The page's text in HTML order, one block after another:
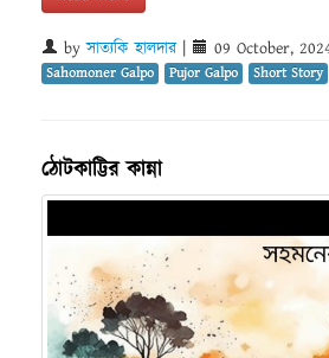
byসাত্যকি হালদার| 09 October,
Sahomoner Galpo Pujor Galpo Short Story
ঠোটকাট্টির কান্না